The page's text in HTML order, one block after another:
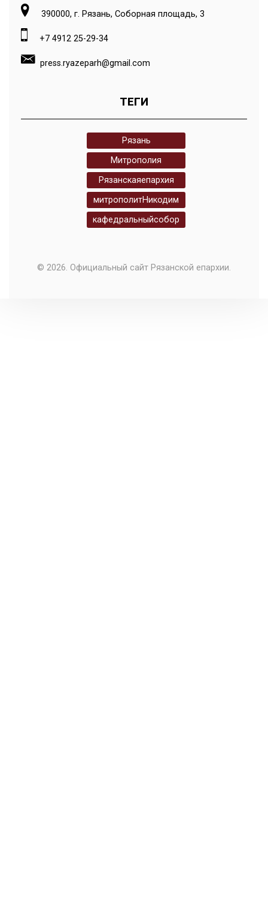
390000, г. Рязань, Соборная площадь, 3
+7 4912 25-29-34
press.ryazeparh@gmail.com
ТЕГИ
Рязань
Митрополия
Рязанскаяепархия
митрополитНикодим
кафедральныйсобор
© 2026. Официальный сайт Рязанской епархии.